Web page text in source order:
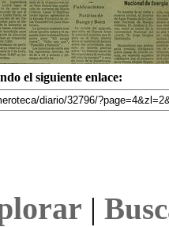
el siguiente enlace:
|